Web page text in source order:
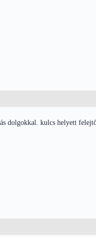
dolgokkal. kulcs helyett